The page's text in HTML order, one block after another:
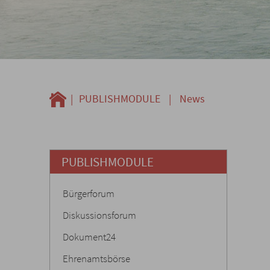
| PUBLISHMODULE | News
PUBLISHMODULE
Bürgerforum
Diskussionsforum
Dokument24
Ehrenamtsbörse